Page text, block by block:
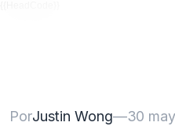
PorJustin Wong—30